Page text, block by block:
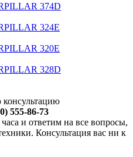
374D
324E
320E
328D
консультацию
555-86-73
и ответим на все вопросы,
Консультация вас ни к